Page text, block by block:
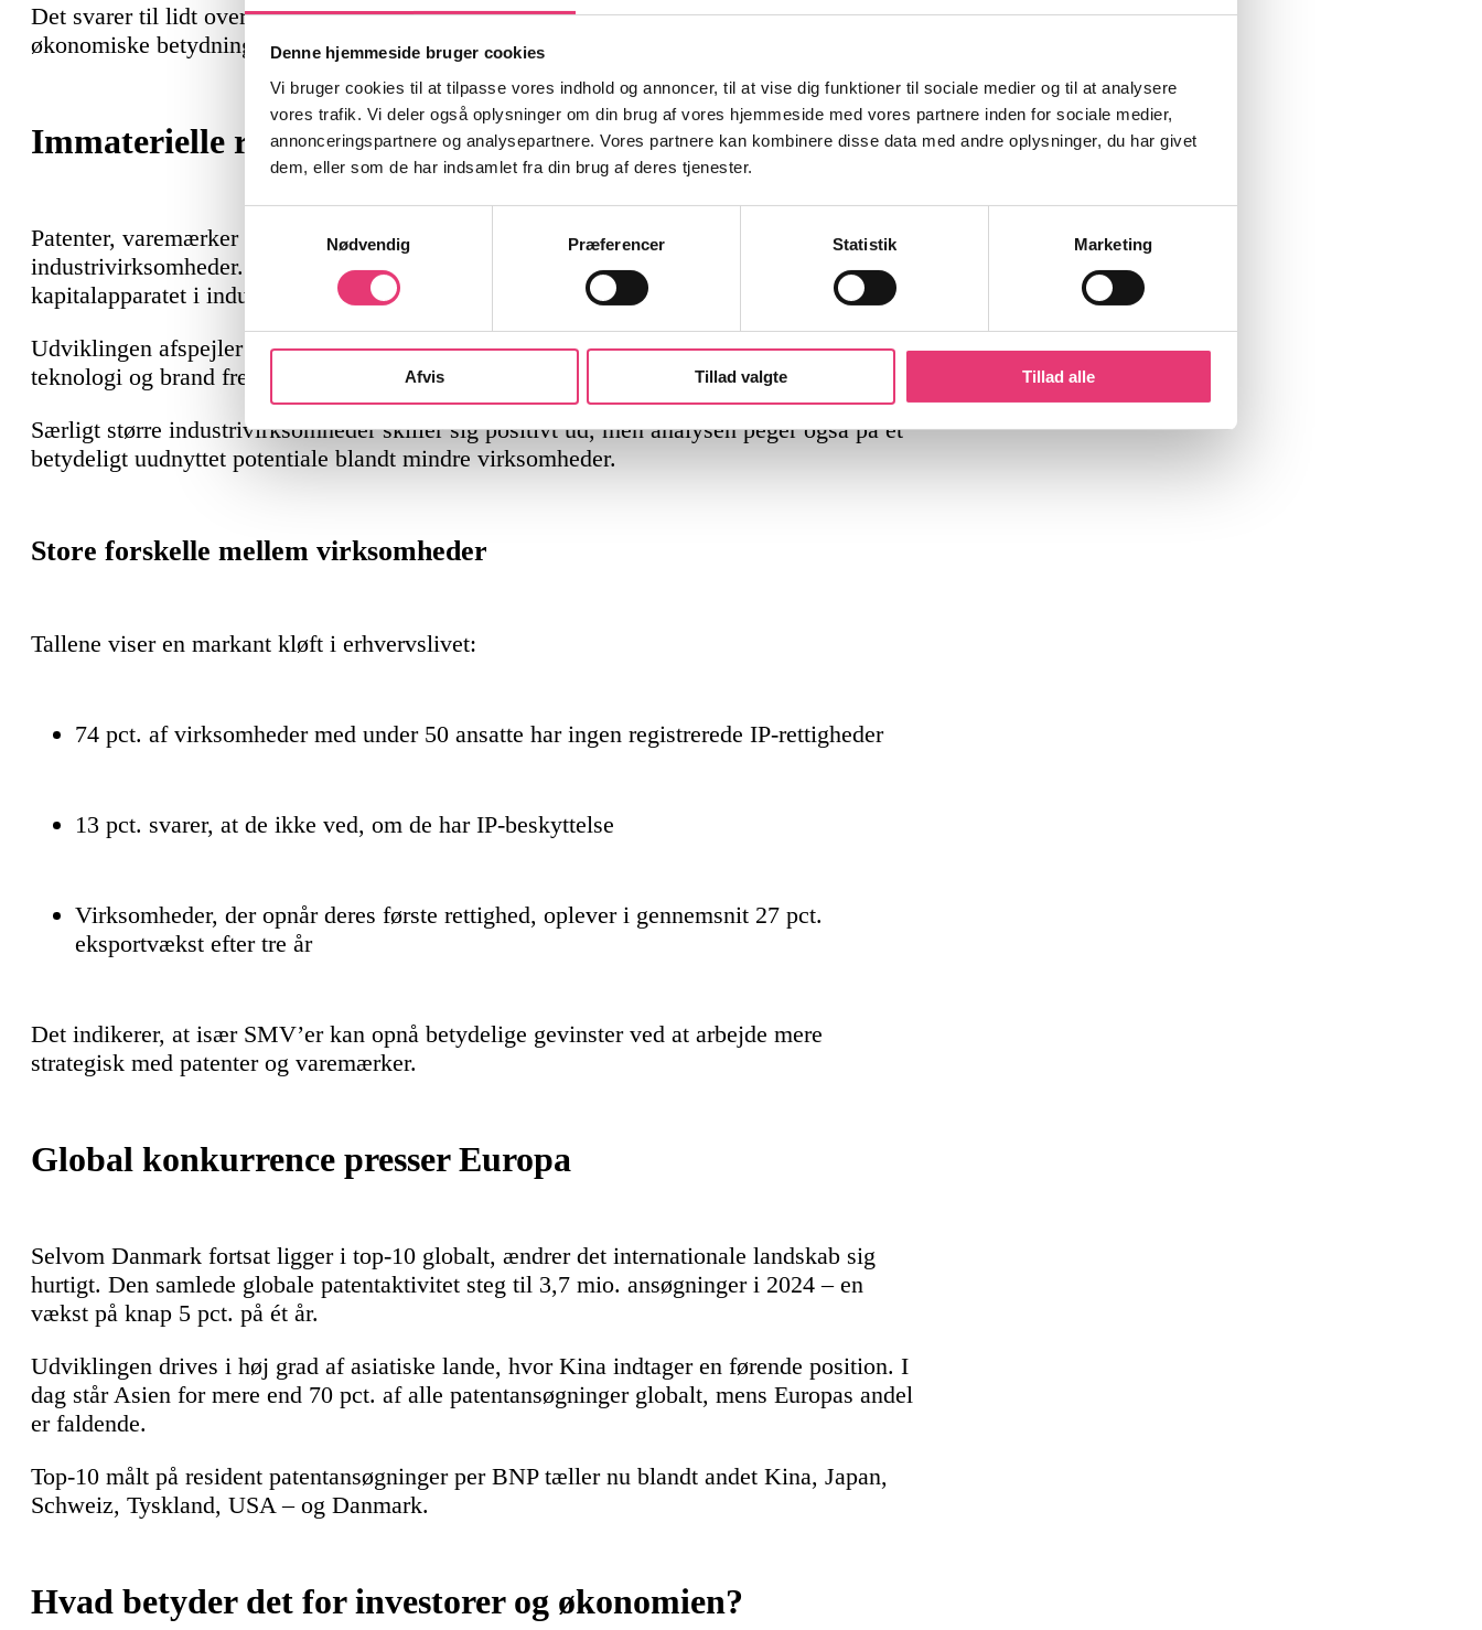
Denne hjemmeside bruger cookies
Vi bruger cookies til at tilpasse vores indhold og annoncer, til at vise dig funktioner til sociale medier og til at analysere
vores trafik. Vi deler også oplysninger om din brug af vores hjemmeside med vores partnere inden for sociale medier,
annonceringspartnere og analysepartnere. Vores partnere kan kombinere disse data med andre oplysninger, du har givet
dem, eller som de har indsamlet fra din brug af deres tjenester.
Nødvendig
Præferencer Statistik Marketing
Afvis Tillad valgte Tillad alle
Det svarer til lidt over 7 pct. af den samlede danske eksport og understreger den
økonomiske betydning af innovation og IP-beskyttelse.
Immaterielle rettigheder som vækstmotor
Patenter, varemærker og design spiller en stadig større rolle i danske
industrivirksomheder. I dag udgørimmaterielle aktiver
mere end en tredjedel af
kapitalapparatet i industrien – mere end en fordobling siden år 2000.
Udviklingen afspejler etskifte, hvor værdiskabelsen i stigende grad ligger i viden,
teknologi og brand frem for fysiske
aktiver
Særligt større industrivirksomheder skiller sig positivt ud, men analysen peger også på et
betydeligt uudnyttet potentiale blandt mindre virksomheder.
Store forskelle mellem virksomheder
Tallene viser en markant kløft i erhvervslivet:
74 pct. af virksomheder med under 50 ansatte har ingen registrerede IP-rettigheder
13 pct. svarer, at de ikke ved, om de har IP-beskyttelse
Virksomheder, der opnår deres første rettighed, oplever i gennemsnit 27 pct.
eksportvækst efter tre år
Det indikerer, at især SMV’er kan opnå betydelige gevinster ved at arbejde mere
strategisk med patenter og varemærker.
Global konkurrence presser Europa
Selvom Danmark fortsat ligger i top-10 globalt, ændrer det internationale landskab sig
hurtigt. Den samlede globale patentaktivitet steg til 3,7 mio. ansøgninger i 2024 – en
vækst på knap 5 pct. på ét år.
Udviklingen drives i høj grad af asiatiske lande, hvor Kina indtager en førende position. I
dag står Asien for mere end 70 pct. af alle patentansøgninger globalt, mens Europas andel
er faldende.
Top-10 målt på resident patentansøgninger per BNP tæller nu blandt andet Kina, Japan,
Schweiz, Tyskland, USA – og Danmark.
Hvad betyder det for investorer og økonomien?